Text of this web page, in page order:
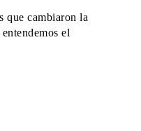
que cambiaron la
el